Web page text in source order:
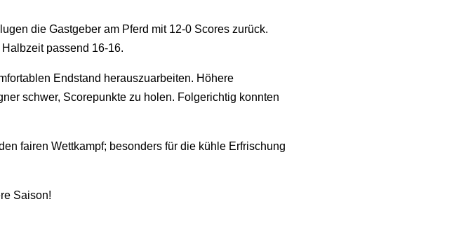
die Gastgeber am Pferd mit 12-0 Scores zurück.
passend 16-16.
Endstand herauszuarbeiten. Höhere
schwer, Scorepunkte zu holen. Folgerichtig konnten
fairen Wettkampf; besonders für die kühle Erfrischung
Saison!